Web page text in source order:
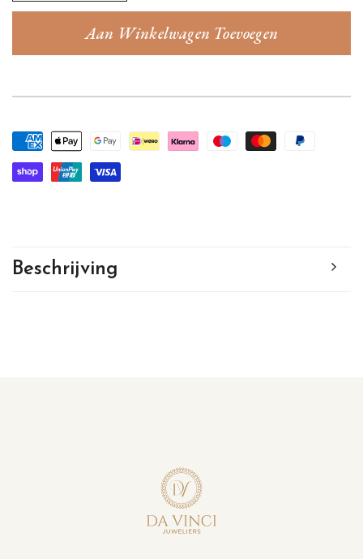
Aan Winkelwagen Toevoegen
Beschrijving